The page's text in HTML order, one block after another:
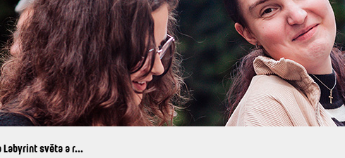
Labyrint světa a r...